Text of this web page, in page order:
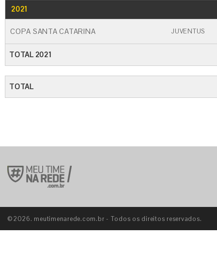
2021
COPA SANTA CATARINA JUVENTUS
TOTAL 2021
TOTAL
©2026. meutimenarede.com.br - Todos os direitos reservados.